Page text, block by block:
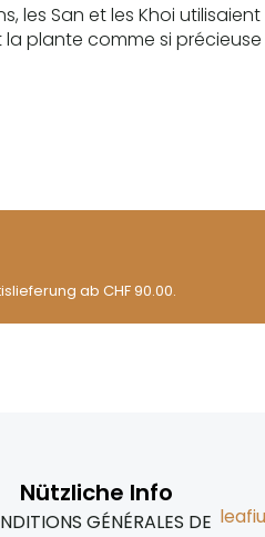
les San et les Khoi
plante comme si
ab CHF 90.00.
Nützliche Info
GÉNÉRALES DE